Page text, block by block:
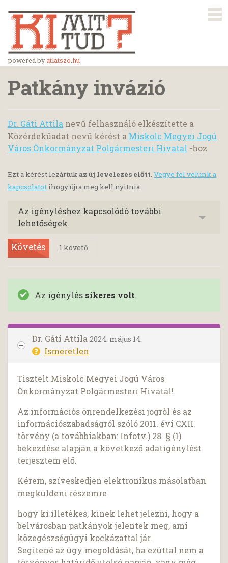
powered byatlatszo.hu
Patkány invázió
Dr. Gáti Attila nevű felhasználó elkészítette a
Közérdekűadat nevű kérést a Miskolc Megyei Jogú
Város Önkormányzat Polgármesteri Hivatal -hoz
Ezt a kérést lezártuk az új levelezés előtt. Vegye fel velünk a
kapcsolatotihogy újra meg kell nyitnia.
Az igényléshez kapcsolódó további
lehetőségek
Követés 1 követő
Az igénylés sikeres volt.
Dr. Gáti Attila 2024. május 14.
Ismeretlen
Tisztelt Miskolc Megyei Jogú Város
Önkormányzat Polgármesteri Hivatal!
Az információs önrendelkezési jogról és az
információszabadságról szóló 2011. évi CXII.
törvény (a továbbiakban: Infotv.) 28. § (1)
bekezdése alapján a következő adatigénylést
terjesztem elő.
Kérem, szíveskedjen elektronikus másolatban
megküldeni részemre
hogy ki illetékes, kinek lehet jelezni, hogy a
belvárosban patkányok jelentek meg, ami
közegészségügyi kockázattal jár.
Segítené az ügy megoldását, ha ezúttal nem a